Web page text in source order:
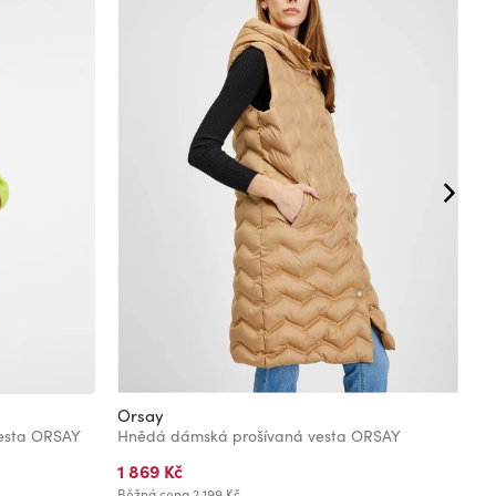
ORSAY
Orsay
Hnědá dámská prošívaná vesta ORSAY
1 869 Kč